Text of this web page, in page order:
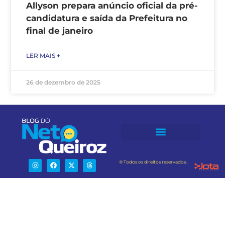
Allyson prepara anúncio oficial da pré-
candidatura e saída da Prefeitura no
final de janeiro
LER MAIS +
26 de dezembro de 2025
® Todos os direitos reservados.